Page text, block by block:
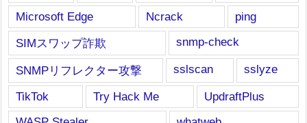
Microsoft Edge
Ncrack
ping
SIMスワップ詐欺
snmp-check
SNMPリフレクター攻撃 sslscan
sslyze
TikTok
Try Hack Me
UpdraftPlus